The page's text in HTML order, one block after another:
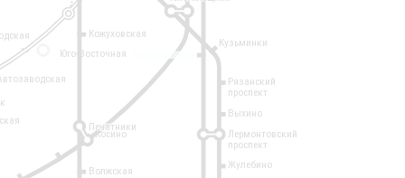
14
Кузьминки
Рязанский
проспект
Выхино
Лермонтовский
проспект
Жулебино
Кожуховская
Печатники
Волжская
Косино
Юго-Восточная